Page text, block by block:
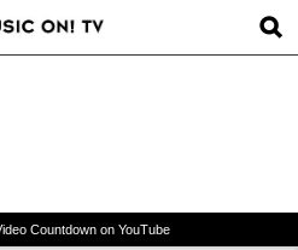
Countdown on YouTube